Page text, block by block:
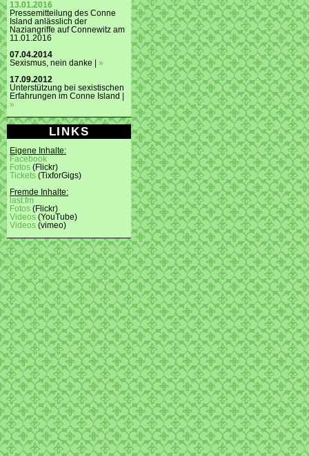
13.01.2016
Pressemitteilung des Conne
Island anlässlich der
Naziangriffe auf Connewitz am
11.01.2016
07.04.2014
Sexismus, nein danke | »
17.09.2012
Unterstützung bei sexistischen
Erfahrungen im Conne Island |
»
LINKS
Eigene Inhalte:
Facebook
Fotos (Flickr)
Tickets (TixforGigs)
Fremde Inhalte:
last.fm
Fotos (Flickr)
Videos (YouTube)
Videos (vimeo)